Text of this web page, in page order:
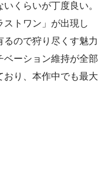
くらいが丁度良い。
トワン」が出現し
ので狩り尽くす魅力
ベーション維持が全部
り、本作中でも最大